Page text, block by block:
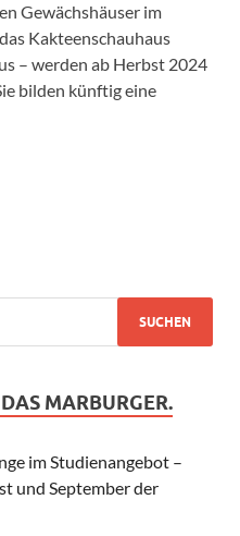
Gewächshäuser im
Kakteenschauhaus
– werden ab Herbst 2024
bilden künftig eine
MARBURGER.
im Studienangebot –
und September der